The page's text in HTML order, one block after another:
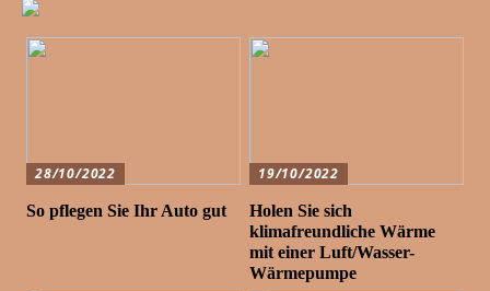
28/10/2022
So pflegen Sie Ihr Auto gut
19/10/2022
Holen Sie sich
klimafreundliche Wärme
mit einer Luft/Wasser-
Wärmepumpe